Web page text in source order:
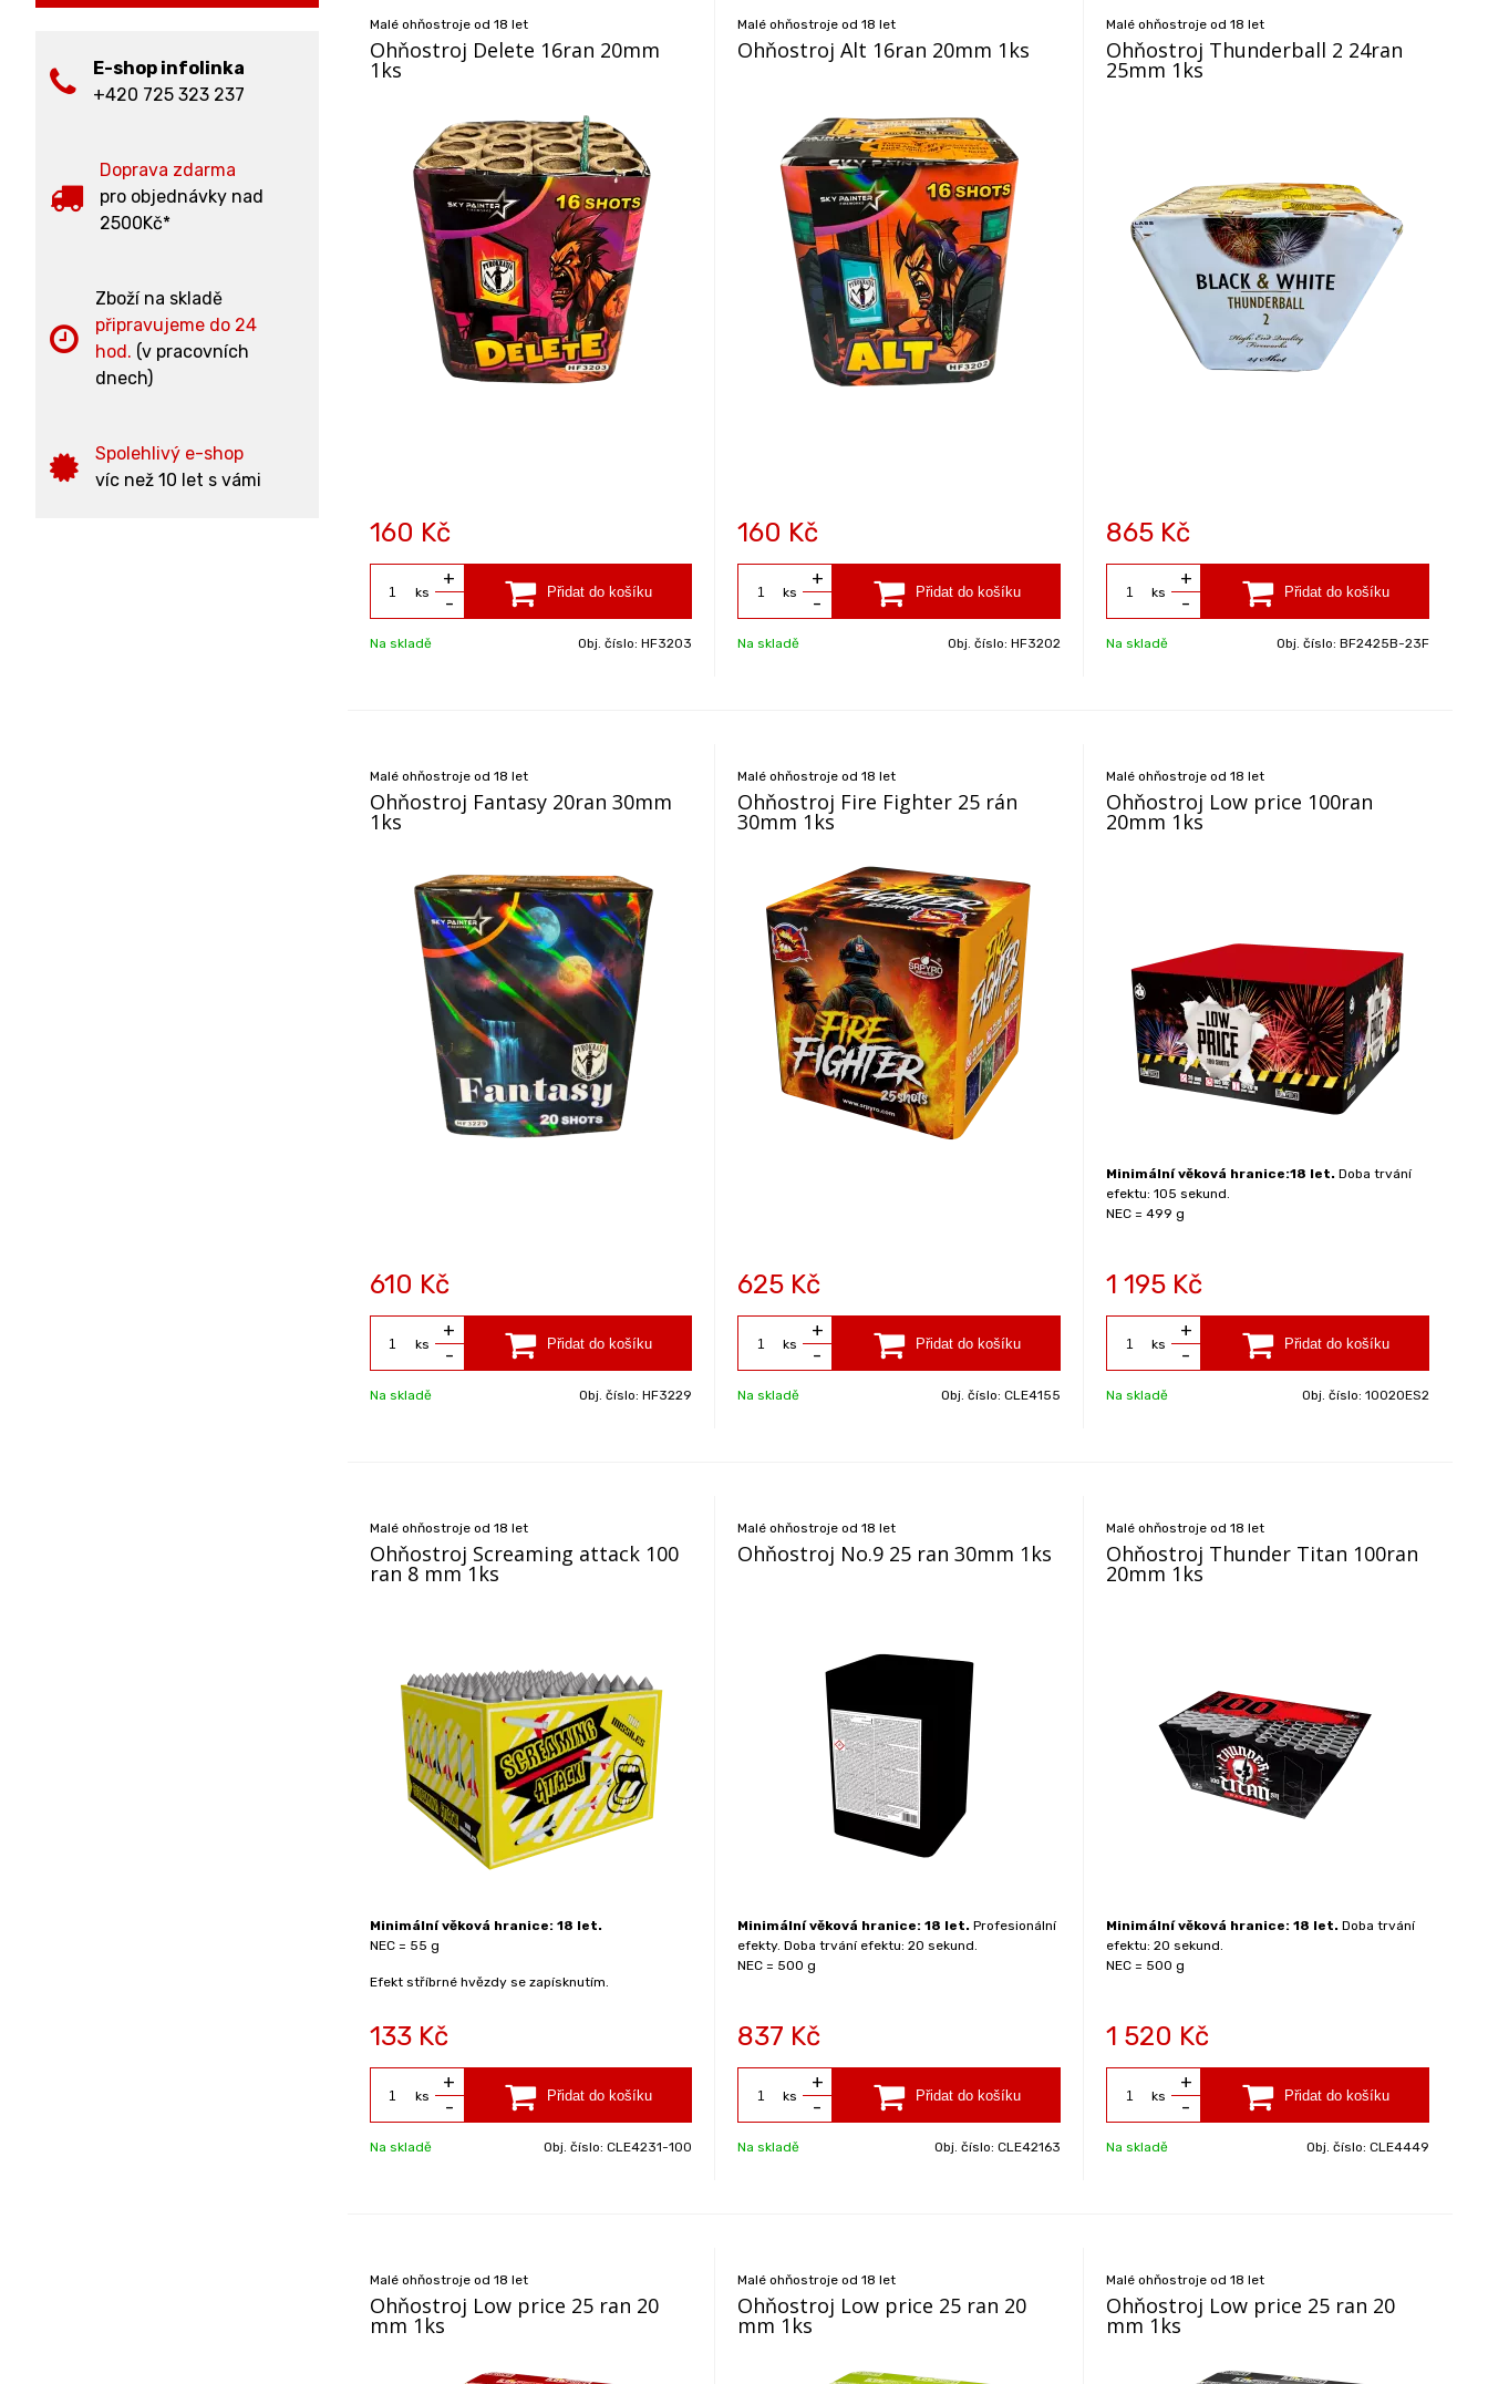
Malé ohňostroje od 18 let
Ohňostroj Delete 16ran 20mm
1ks
160 Kč
ks
+
-
Na skladě Obj. číslo:HF3203
Malé ohňostroje od 18 let
Ohňostroj Alt 16ran 20mm 1ks
160 Kč
ks
+
-
Na skladě Obj. číslo:HF3202
Malé ohňostroje od 18 let
Ohňostroj Thunderball 2 24ran
25mm 1ks
865 Kč
ks
+
-
Na skladě Obj. číslo: BF2425B-23F
Malé ohňostroje od 18 let
Ohňostroj Fantasy 20ran 30mm
1ks
610 Kč
ks
+
-
Na skladě Obj. číslo:HF3229
Malé ohňostroje od 18 let
Ohňostroj Fire Fighter 25 rán
30mm 1ks
625 Kč
ks
+
-
Na skladě Obj. číslo:CLE4155
Malé ohňostroje od 18 let
Ohňostroj Low price 100ran
20mm 1ks
Minimální věková hranice:18 let. Doba trvání
efektu: 105 sekund.
NEC = 499 g
1 195 Kč
ks
+
-
Na skladě Obj. číslo: 10020ES2
Malé ohňostroje od 18 let
Ohňostroj Screaming attack 100
ran 8 mm 1ks
Minimální věková hranice: 18 let.
NEC = 55 g
Efekt stříbrné hvězdy se zapísknutím.
133 Kč
ks
+
-
Na skladě Obj. číslo:CLE4231-100
Malé ohňostroje od 18 let
Ohňostroj No.9 25 ran 30mm 1ks
Minimální věková hranice: 18 let. Profesionální
efekty. Doba trvání efektu: 20 sekund.
NEC = 500 g
837 Kč
ks
+
-
Na skladě Obj. číslo:CLE42163
Malé ohňostroje od 18 let
Ohňostroj Thunder Titan 100ran
20mm 1ks
Minimální věková hranice: 18 let. Doba trvání
efektu: 20 sekund.
NEC = 500 g
1 520 Kč
ks
+
-
Na skladě Obj. číslo: CLE4449
Malé ohňostroje od 18 let
Ohňostroj Low price 25 ran 20
mm 1ks
Malé ohňostroje od 18 let
Ohňostroj Low price 25 ran 20
mm 1ks
Malé ohňostroje od 18 let
Ohňostroj Low price 25 ran 20
mm 1ks
E-shop infolinka
+420 725 323 237
Doprava zdarma
pro objednávky nad
2500Kč*
Zboží na skladě
připravujeme do 24
hod. (v pracovních
dnech)
Spolehlivý e-shop
víc než 10 let s vámi